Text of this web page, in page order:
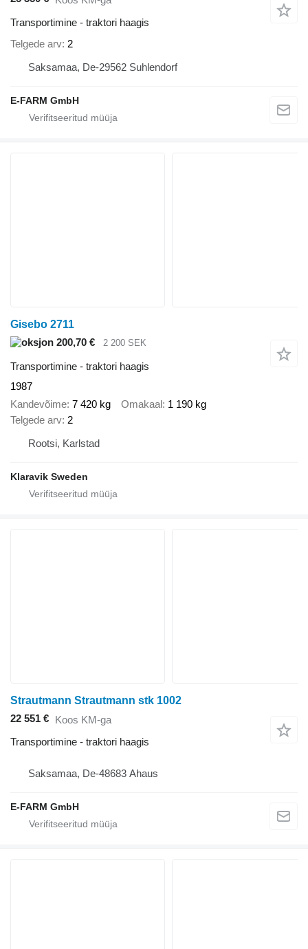
Transportimine - traktori haagis
Telgede arv 2
Saksamaa, De-29562 Suhlendorf
E-FARM GmbH
Gisebo 2711
200,70 €
2 200 SEK
Transportimine - traktori haagis
1987
Kandevõime 7 420 kg Omakaal 1 190 kg
Telgede arv 2
Rootsi, Karlstad
Klaravik Sweden
Strautmann Strautmann stk 1002
22 551 € Koos KM-ga
Transportimine - traktori haagis
Saksamaa, De-48683 Ahaus
E-FARM GmbH